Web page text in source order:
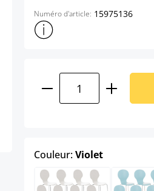
Numéro d'article: 15975136
Afficher plus d'informations
Quantité de
Couleur:Violetselect